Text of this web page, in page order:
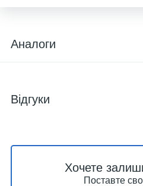
Аналоги
Відгуки
Хочете
Поставте